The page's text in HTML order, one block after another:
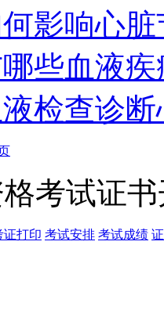
影响心
些血液
检查诊
考试证
证打印 考试安排 考试成绩